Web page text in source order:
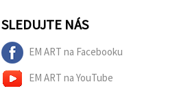
SLEDUJTE NÁS
EM ART na Facebooku
EM ART na YouTube